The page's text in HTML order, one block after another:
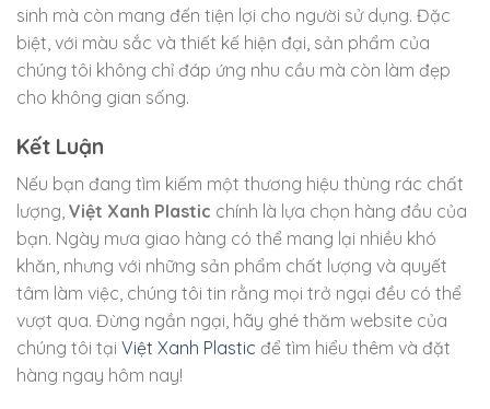
sinh mà còn mang đến tiện lợi cho người sử dụng. Đặc
biệt, với màu sắc và thiết kế hiện đại, sản phẩm của
chúng tôi không chỉ đáp ứng nhu cầu mà còn làm đẹp
cho không gian sống.
Kết Luận
Nếu bạn đang tìm kiếm một thương hiệu thùng rác chất
lượng, Việt Xanh Plastic chính là lựa chọn hàng đầu của
bạn. Ngày mưa giao hàng có thể mang lại nhiều khó
khăn, nhưng với những sản phẩm chất lượng và quyết
tâm làm việc, chúng tôi tin rằng mọi trở ngại đều có thể
vượt qua. Đừng ngần ngại, hãy ghé thăm website của
chúng tôi tại Việt Xanh Plastic để tìm hiểu thêm và đặt
hàng ngay hôm nay!